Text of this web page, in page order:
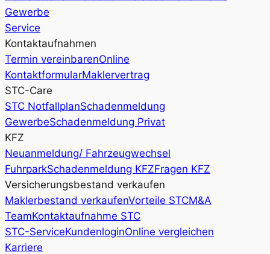
Gewerbe
Service
Kontaktaufnahmen
Termin vereinbarenOnline
KontaktformularMaklervertrag
STC-Care
STC NotfallplanSchadenmeldung
GewerbeSchadenmeldung Privat
KFZ
Neuanmeldung/ Fahrzeugwechsel
FuhrparkSchadenmeldung KFZFragen KFZ
Versicherungsbestand verkaufen
Maklerbestand verkaufenVorteile STCM&A
TeamKontaktaufnahme STC
STC-ServiceKundenloginOnline vergleichen
Karriere